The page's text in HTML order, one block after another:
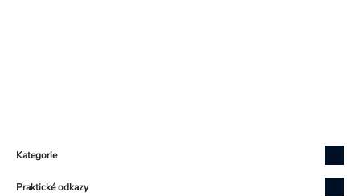
Kategorie
Praktické odkazy